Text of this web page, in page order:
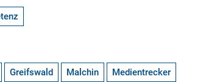
Greifswald Malchin Medientrecker